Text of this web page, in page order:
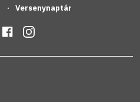
Versenynaptár